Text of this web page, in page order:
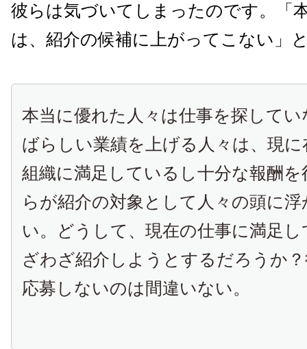
彼らは気づいてしまったのです。「
は、紹介の候補に上がってこない」
本当に優れた人々は仕事を探して
ばらしい業績を上げる人々は、現
組織に満足しているし十分な報酬
らが紹介の対象として人々の頭に
い。どうして、現在の仕事に満足
ざわざ紹介しようとするだろうか
応募しないのは間違いない。